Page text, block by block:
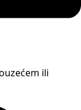
ili